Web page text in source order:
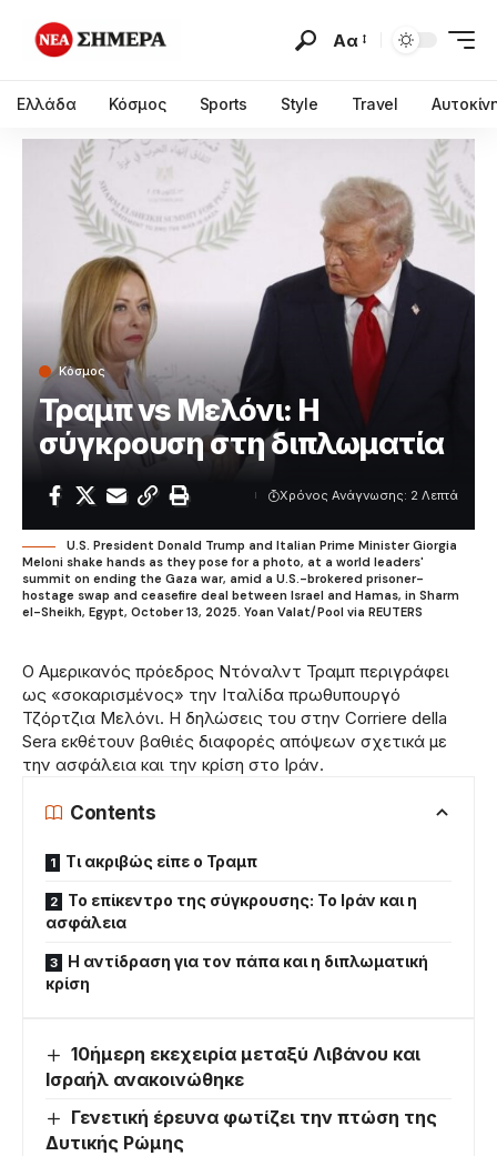
Αα
Ελλάδα Κόσμος Sports Style Travel
Κόσμος
Τραμπ vs Μελόνι: Η
σύγκρουση στη διπλωματία
Χρόνος Ανάγνωσης: 2 Λεπτά
U.S. President Donald Trump and Italian Prime Minister Giorgia
Meloni shake hands as they pose for a photo, at a world leaders'
summit on ending the Gaza war, amid a U.S.-brokered prisoner-
hostage swap and ceasefire deal between Israel and Hamas, in Sharm
el-Sheikh, Egypt, October 13, 2025. Yoan Valat/Pool via REUTERS
Ο Αμερικανός πρόεδρος Ντόναλντ Τραμπ περιγράφει
ως «σοκαρισμένος» την Ιταλίδα πρωθυπουργό
Τζόρτζια Μελόνι. Η δηλώσεις του στην Corriere della
Sera εκθέτουν βαθιές διαφορές απόψεων σχετικά με
την ασφάλεια και την κρίση στο Ιράν.
Contents
Τι ακριβώς είπε ο Τραμπ
Το επίκεντρο της σύγκρουσης: Το Ιράν και η
ασφάλεια
Η αντίδραση για τον πάπα και η διπλωματική
κρίση
10ήμερη εκεχειρία μεταξύ Λιβάνου και
Ισραήλ ανακοινώθηκε
Γενετική έρευνα φωτίζει την πτώση της
Δυτικής Ρώμης